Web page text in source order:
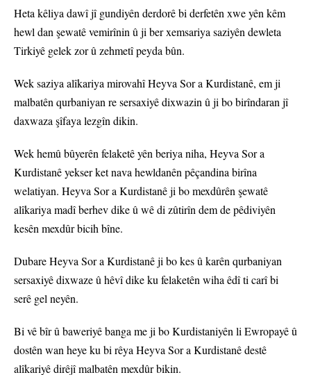
Heta kêliya dawî jî gundiyên derdorê bi derfetên xwe yên kêm
hewl dan şewatê vemirînin û ji ber xemsariya saziyên dewleta
Tirkiyê gelek zor û zehmetî peyda bûn.
Wek saziya alîkariya mirovahî Heyva Sor a Kurdistanê, em ji
malbatên qurbaniyan re sersaxiyê dixwazin û ji bo birîndaran jî
daxwaza şîfaya lezgîn dikin.
Wek hemû bûyerên felaketê yên beriya niha, Heyva Sor a
Kurdistanê yekser ket nava hewldanên pêçandina birîna
welatiyan. Heyva Sor a Kurdistanê ji bo mexdûrên şewatê
alîkariya madî berhev dike û wê di zûtirîn dem de pêdiviyên
kesên mexdûr bicih bîne.
Dubare Heyva Sor a Kurdistanê ji bo kes û karên qurbaniyan
sersaxiyê dixwaze û hêvî dike ku felaketên wiha êdî ti carî bi
serê gel neyên.
Bi vê bîr û baweriyê banga me ji bo Kurdistaniyên li Ewropayê û
dostên wan heye ku bi rêya Heyva Sor a Kurdistanê destê
alîkariyê dirêjî malbatên mexdûr bikin.